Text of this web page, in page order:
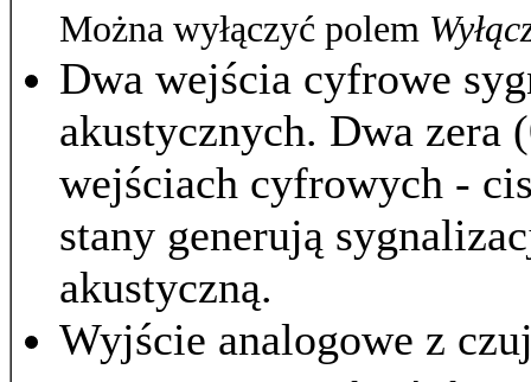
Można wyłączyć polem
Dwa wejścia cyfrowe
akustycznych. Dwa zera
wejściach cyfrowych -
stany generują
akustyczną.
Wyjście analogowe z